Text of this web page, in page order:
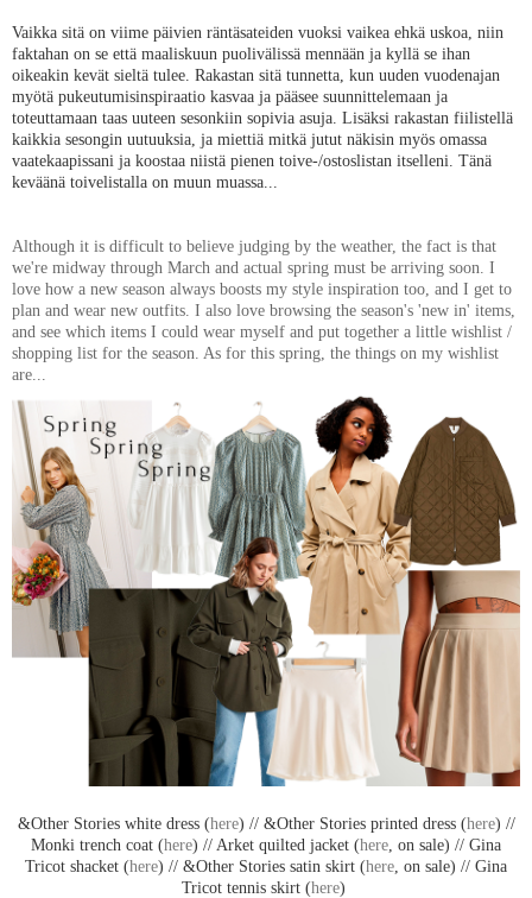
Vaikka sitä on viime päivien räntäsateiden vuoksi vaikea ehkä uskoa, niin
faktahan on se että maaliskuun puolivälissä mennään ja kyllä se ihan
oikeakin kevät sieltä tulee. Rakastan sitä tunnetta, kun uuden vuodenajan
myötä pukeutumisinspiraatio kasvaa ja pääsee suunnittelemaan ja
toteuttamaan taas uuteen sesonkiin sopivia asuja. Lisäksi rakastan fiilistellä
kaikkia sesongin uutuuksia, ja miettiä mitkä jutut näkisin myös omassa
vaatekaapissani ja koostaa niistä pienen toive-/ostoslistan itselleni. Tänä
keväänä toivelistalla on muun muassa...
Although it is difficult to believe judging by the weather, the fact is that
we're midway through March and actual spring must be arriving soon. I
love how a new season always boosts my style inspiration too, and I get to
plan and wear new outfits. I also love browsing the season's 'new in' items,
and see which items I could wear myself and put together a little wishlist /
shopping list for the season. As for this spring, the things on my wishlist
are...
&Other Stories white dress (here) // &Other Stories printed dress (here) //
Monki trench coat (here) // Arket quilted jacket (here , on sale) // Gina
Tricot shacket (here) // &Other Stories satin skirt (here , on sale) // Gina
Tricot tennis skirt (here)